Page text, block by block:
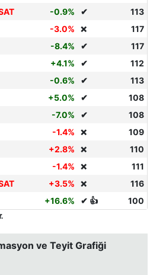
-0.9% ✔
113
-3.0% ❌
117
-8.4% ✔
117
+4.1% ✔
112
-0.6% ✔
113
+5.0% ✔
108
-7.0% ✔
108
-1.4% ❌
109
+2.8% ❌
110
-1.4% ❌
111
+3.5% ❌
116
+16.6% ✔ 👍 100
ve Teyit Grafiği